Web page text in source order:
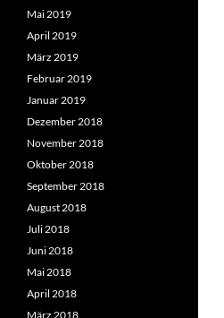
Mai 2019
April 2019
März 2019
Februar 2019
Januar 2019
Dezember 2018
November 2018
Oktober 2018
September 2018
August 2018
Juli 2018
Juni 2018
Mai 2018
April 2018
März 2018